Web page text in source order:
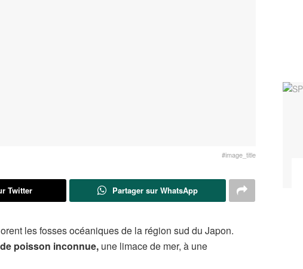
#image_title
Twitter Partager sur WhatsApp
les fosses océaniques de la région sud du Japon.
poisson inconnue, une limace de mer, à une